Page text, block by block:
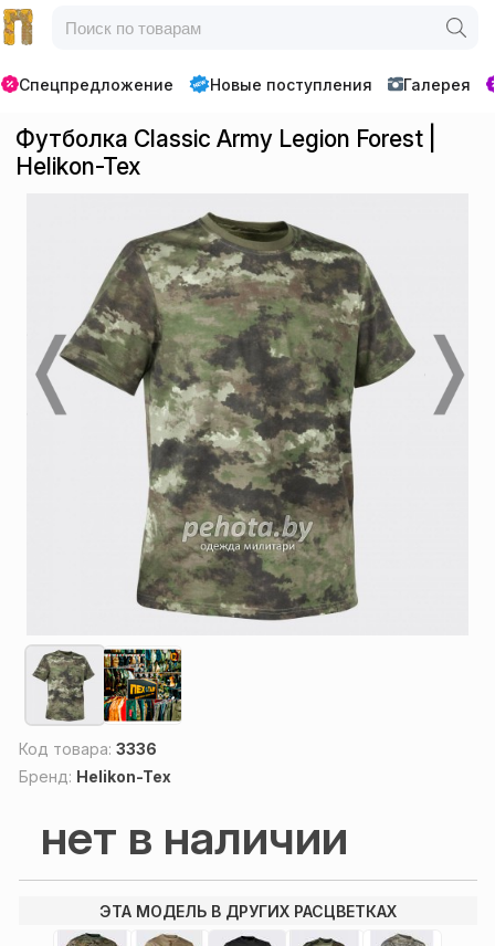
Спецпредложение Новые поступления Галерея
Футболка Classic Army Legion Forest |
Helikon-Tex
Код товара: 3336
Бренд: Helikon-Tex
нет в наличии
ЭТА МОДЕЛЬ В ДРУГИХ РАСЦВЕТКАХ